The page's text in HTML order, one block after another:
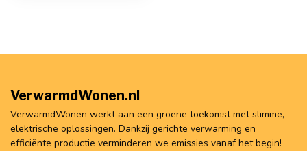
VerwarmdWonen.nl
VerwarmdWonen werkt aan een groene toekomst met slimme,
elektrische oplossingen. Dankzij gerichte verwarming en
efficiënte productie verminderen we emissies vanaf het begin!